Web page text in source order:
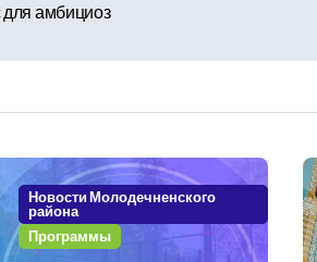
амбициоз
Новости Молодечненского
района
Программы